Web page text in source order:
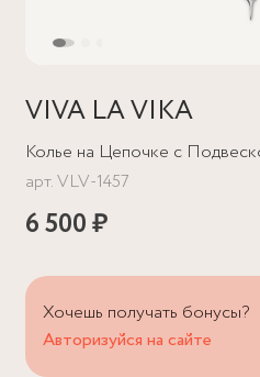
VIVA LA VIKA
Колье на Цепочке с
арт.VLV-1457
6 500 ₽
Хочешь получать бонусы?
Авторизуйся на сайте